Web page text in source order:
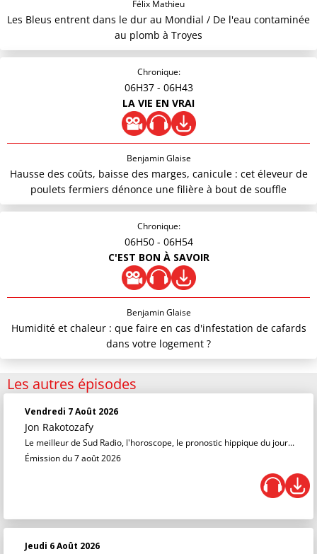
Félix Mathieu
Les Bleus entrent dans le dur au Mondial / De l'eau contaminée
au plomb à Troyes
Chronique:
06H37 - 06H43
LA VIE EN VRAI
Benjamin Glaise
Hausse des coûts, baisse des marges, canicule : cet éleveur de
poulets fermiers dénonce une filière à bout de souffle
Chronique:
06H50 - 06H54
C'EST BON À SAVOIR
Benjamin Glaise
Humidité et chaleur : que faire en cas d'infestation de cafards
dans votre logement ?
Les autres épisodes
Vendredi 7 Août 2026
Jon Rakotozafy
Le meilleur de Sud Radio, l'horoscope, le pronostic hippique du jour...
Émission du 7 août 2026
Jeudi 6 Août 2026